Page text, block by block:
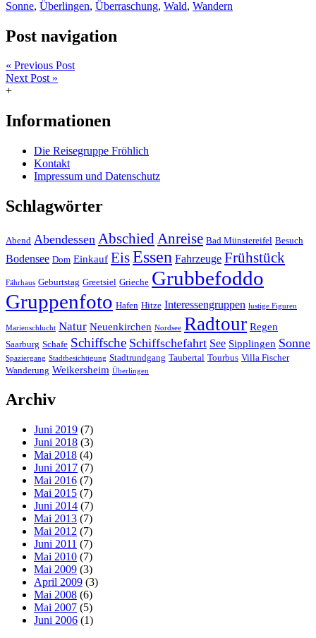
Sonne, Überlingen, Überraschung, Wald, Wandern
Post navigation
« Previous Post
Next Post »
+
Informationen
Die Reisegruppe Fröhlich
Kontakt
Impressum und Datenschutz
Schlagwörter
Abend Abendessen AbschiedAnreise Bad Münstereifel Besuch
Bodensee Dom Einkauf EisEssen Fahrzeuge Frühstück
Fährhaus Geburtstag Greetsiel Grieche Grubbefoddo
Gruppenfoto Hafen Hitze Interessengruppen lustige Figuren
Marienschlucht Natur Neuenkirchen Nordsee Radtour Regen
Saarburg Schafe Schiffsche Schiffschefahrt See Sipplingen Sonne
Spaziergang Stadtbesichtigung Stadtrundgang Taubertal Tourbus Villa Fischer
Wanderung Weikersheim Überlingen
Archiv
Juni 2019 (7)
Juni 2018 (3)
Mai 2018 (4)
Juni 2017 (7)
Mai 2016 (7)
Mai 2015 (7)
Juni 2014 (7)
Mai 2013 (7)
Mai 2012 (7)
Juni 2011 (7)
Mai 2010 (7)
Mai 2009 (3)
April 2009 (3)
Mai 2008 (6)
Mai 2007 (5)
Juni 2006 (1)